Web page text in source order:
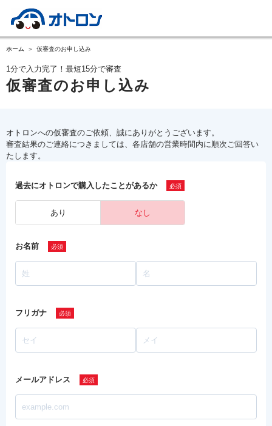
ホーム 仮審査のお申し込み
1分で入力完了！最短15分で審査
仮審査のお申し込み
オトロンへの仮審査のご依頼、誠にありがとうございます。
審査結果のご連絡につきましては、各店舗の営業時間内に順次ご回答い
たします。
過去にオトロンで購入したことがあるか
あり なし
お名前
フリガナ
メールアドレス